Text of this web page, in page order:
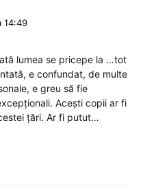
14:49
lumea se pricepe la …tot
e confundat, de multe
e greu să fie
Acești copii ar fi
țări. Ar fi putut…